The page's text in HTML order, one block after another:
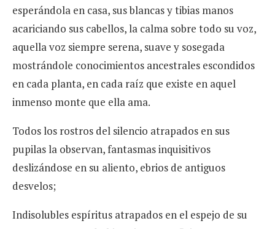
esperándola en casa, sus blancas y tibias manos
acariciando sus cabellos, la calma sobre todo su voz,
aquella voz siempre serena, suave y sosegada
mostrándole conocimientos ancestrales escondidos
en cada planta, en cada raíz que existe en aquel
inmenso monte que ella ama.
Todos los rostros del silencio atrapados en sus
pupilas la observan, fantasmas inquisitivos
deslizándose en su aliento, ebrios de antiguos
desvelos;
Indisolubles espíritus atrapados en el espejo de su